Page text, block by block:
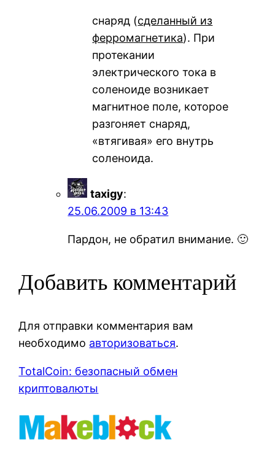
снаряд (сделанный из
ферромагнетика). При
протекании
электрического тока в
соленоиде возникает
магнитное поле, которое
разгоняет снаряд,
«втягивая» его внутрь
соленоида.
taxigy:
25.06.2009 в 13:43
Пардон, не обратил внимание. 🙂
Добавить комментарий
Для отправки комментария вам
необходимо авторизоваться.
TotalCoin: безопасный обмен
криптовалюты